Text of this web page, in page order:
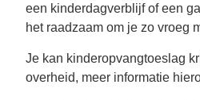
een kinderdagverblijf of een
het raadzaam om je zo vroeg
Je kan kinderopvangtoeslag
overheid, meer informatie